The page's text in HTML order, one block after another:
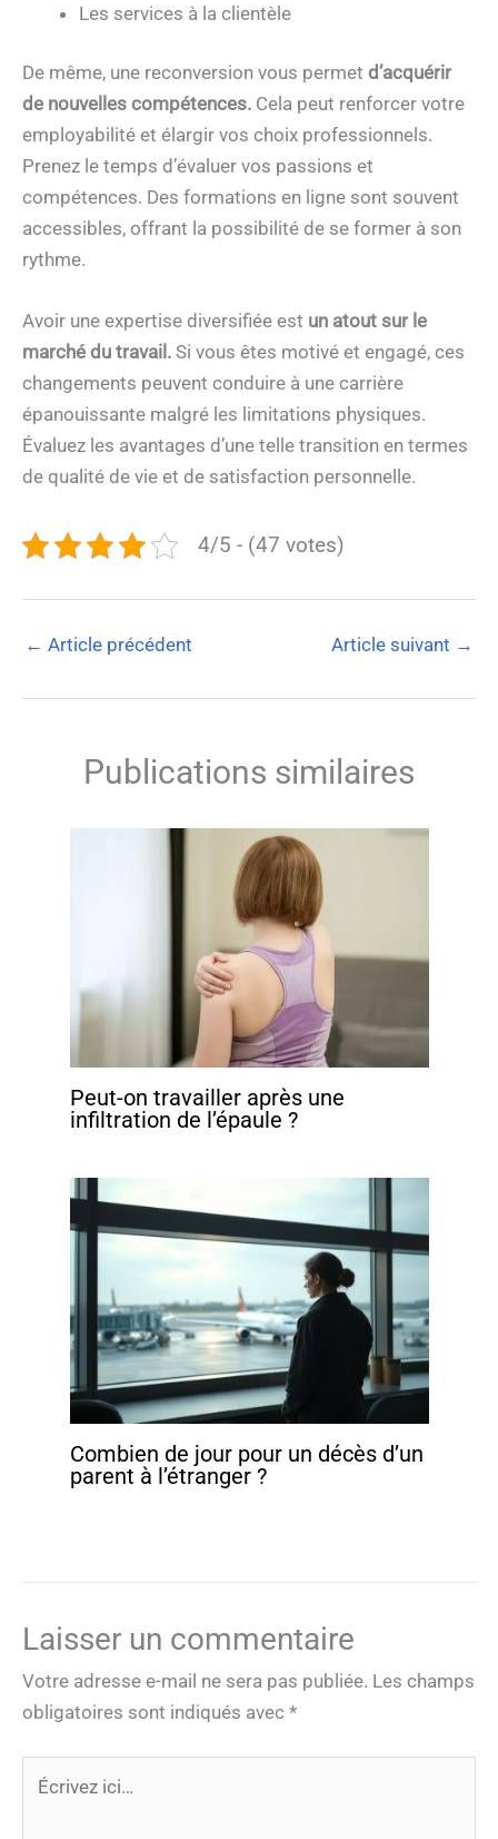
Les services à la clientèle
De même, une reconversion vous permet d’acquérir
de nouvelles compétences. Cela peut renforcer votre
employabilité et élargir vos choix professionnels.
Prenez le temps d’évaluer vos passions et
compétences. Des formations en ligne sont souvent
accessibles, offrant la possibilité de se former à son
rythme.
Avoir une expertise diversifiée est un atout sur le
marché du travail. Si vous êtes motivé et engagé, ces
changements peuvent conduire à une carrière
épanouissante malgré les limitations physiques.
Évaluez les avantages d’une telle transition en termes
de qualité de vie et de satisfaction personnelle.
4/5 - (47 votes)
← Article précédent Article suivant →
Publications similaires
Peut-on travailler après une
infiltration de l’épaule ?
Combien de jour pour un décès d’un
parent à l’étranger ?
Laisser un commentaire
Votre adresse e-mail ne sera pas publiée. Les champs
obligatoires sont indiqués avec *